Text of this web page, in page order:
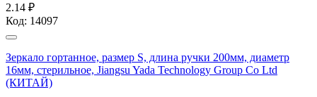
2.14 ₽
Код: 14097
Зеркало гортанное, размер S, длина ручки 200мм, диаметр
16мм, стерильное, Jiangsu Yada Technology Group Co Ltd
(КИТАЙ)